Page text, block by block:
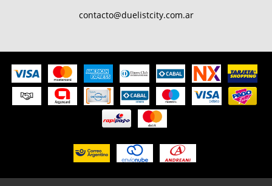
contacto@duelistcity.com.ar